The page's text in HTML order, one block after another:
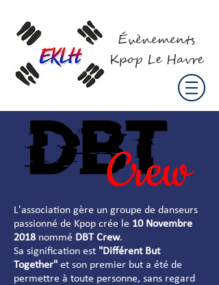
Évènements
Kpop Le Havre
L'association gère un groupe de danseurs
passionné de Kpop crée le 10 Novembre
2018 nommé DBT Crew.
Sa signification est "Différent But
Together" et son premier but a été de
permettre à toute personne, sans regard